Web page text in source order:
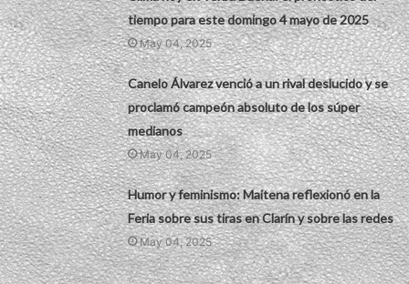
tiempo para este domingo 4 mayo de 2025
May 04, 2025
Canelo Álvarez venció a un rival deslucido y se
proclamó campeón absoluto de los súper
medianos
May 04, 2025
Humor y feminismo: Maitena reflexionó en la
Feria sobre sus tiras en Clarín y sobre las redes
May 04, 2025